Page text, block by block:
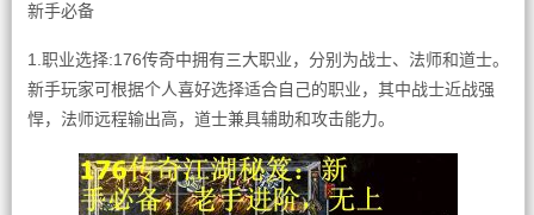
新手必备
1.职业选择:176传奇中拥有三大职业，分别为战士、法师和道士。
新手玩家可根据个人喜好选择适合自己的职业，其中战士近战强
悍，法师远程输出高，道士兼具辅助和攻击能力。